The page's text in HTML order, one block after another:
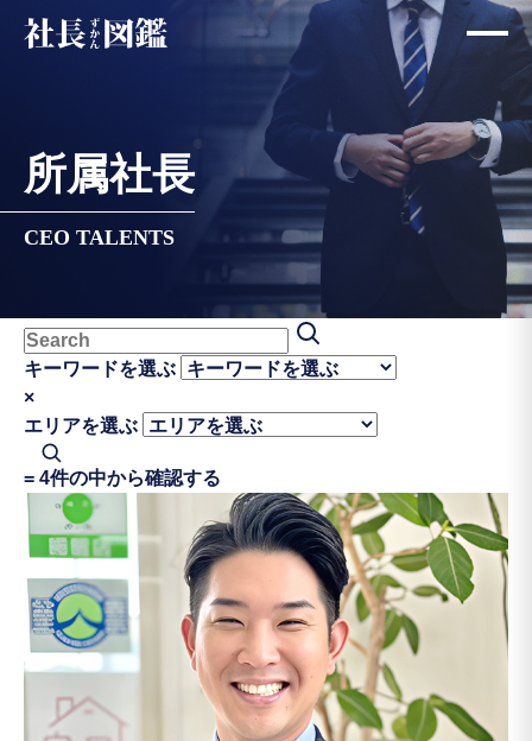
所属社長
CEO TALENTS
キーワードを選ぶ
×
エリアを選ぶ
= 4件の中から確認する